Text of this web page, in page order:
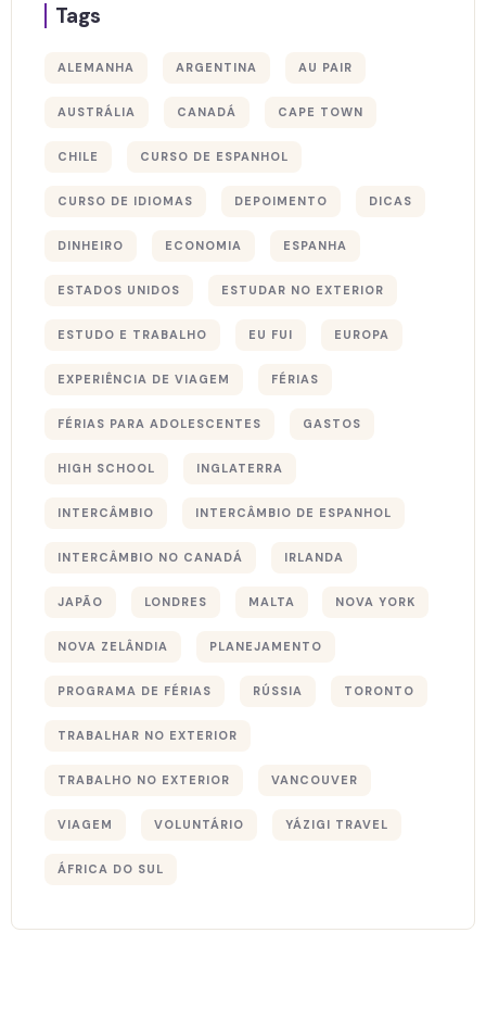
Tags
ALEMANHA ARGENTINA AU PAIR
AUSTRÁLIA CANADÁ CAPE TOWN
CHILE CURSO DE ESPANHOL
CURSO DE IDIOMAS DEPOIMENTO DICAS
DINHEIRO ECONOMIA ESPANHA
ESTADOS UNIDOS ESTUDAR NO EXTERIOR
ESTUDO E TRABALHO EU FUI EUROPA
EXPERIÊNCIA DE VIAGEM FÉRIAS
FÉRIAS PARA ADOLESCENTES GASTOS
HIGH SCHOOL INGLATERRA
INTERCÂMBIO INTERCÂMBIO DE ESPANHOL
INTERCÂMBIO NO CANADÁ IRLANDA
JAPÃO LONDRES MALTA NOVA YORK
NOVA ZELÂNDIA PLANEJAMENTO
PROGRAMA DE FÉRIAS RÚSSIA TORONTO
TRABALHAR NO EXTERIOR
TRABALHO NO EXTERIOR VANCOUVER
VIAGEM VOLUNTÁRIO YÁZIGI TRAVEL
ÁFRICA DO SUL